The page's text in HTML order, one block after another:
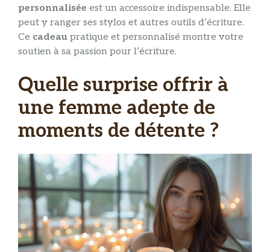
personnalisée est un accessoire indispensable. Elle
peut y ranger ses stylos et autres outils d’écriture.
Ce cadeau pratique et personnalisé montre votre
soutien à sa passion pour l’écriture.
Quelle surprise offrir à
une femme adepte de
moments de détente ?